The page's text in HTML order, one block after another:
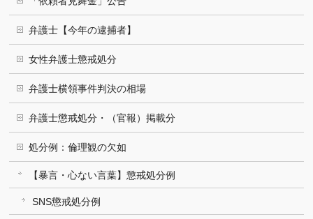
弁護士【今年の逮捕者】
女性弁護士懲戒処分
弁護士横領事件判決の相場
弁護士懲戒処分・（官報）掲載分
処分例：倫理観の欠如
【暴言・心ない言葉】懲戒処分例
SNS懲戒処分例